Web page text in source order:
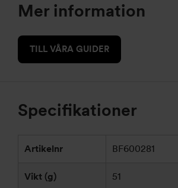
Mer information
TILL VÅRA GUIDER
Specifikationer
Artikelnr BF600281
Vikt (g) 51